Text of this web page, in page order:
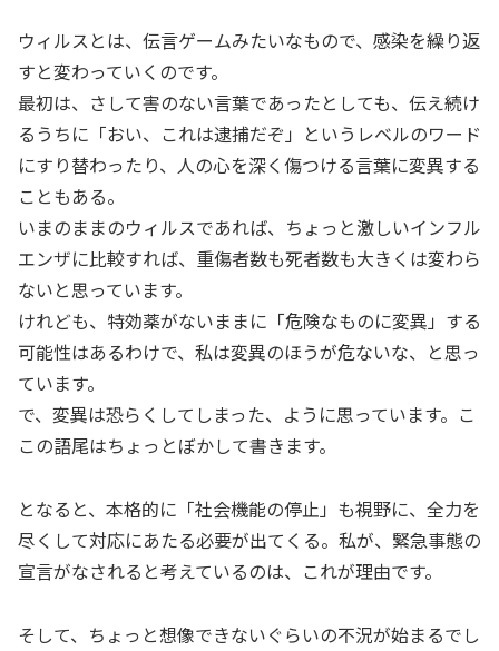
ウィルスとは、伝言ゲームみたいなもので、感染を繰り返
すと変わっていくのです。
最初は、さして害のない言葉であったとしても、伝え続け
るうちに「おい、これは逮捕だぞ」というレベルのワード
にすり替わったり、人の心を深く傷つける言葉に変異する
こともある。
いまのままのウィルスであれば、ちょっと激しいインフル
エンザに比較すれば、重傷者数も死者数も大きくは変わら
ないと思っています。
けれども、特効薬がないままに「危険なものに変異」する
可能性はあるわけで、私は変異のほうが危ないな、と思っ
ています。
で、変異は恐らくしてしまった、ように思っています。こ
この語尾はちょっとぼかして書きます。
となると、本格的に「社会機能の停止」も視野に、全力を
尽くして対応にあたる必要が出てくる。私が、緊急事態の
宣言がなされると考えているのは、これが理由です。
そして、ちょっと想像できないぐらいの不況が始まるでし